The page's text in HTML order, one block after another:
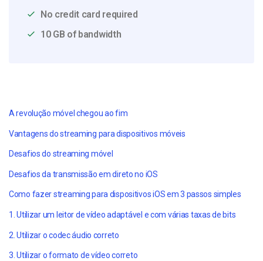
No credit card required
10 GB of bandwidth
A revolução móvel chegou ao fim
Vantagens do streaming para dispositivos móveis
Desafios do streaming móvel
Desafios da transmissão em direto no iOS
Como fazer streaming para dispositivos iOS em 3 passos simples
1. Utilizar um leitor de vídeo adaptável e com várias taxas de bits
2. Utilizar o codec áudio correto
3. Utilizar o formato de vídeo correto